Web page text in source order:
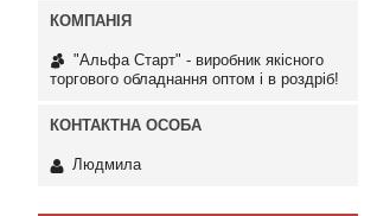
"Альфа Старт" - виробник якісного
торгового обладнання оптом і в роздріб!
Людмила